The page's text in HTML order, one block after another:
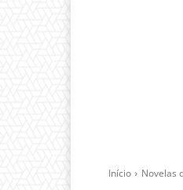
Início Novelas